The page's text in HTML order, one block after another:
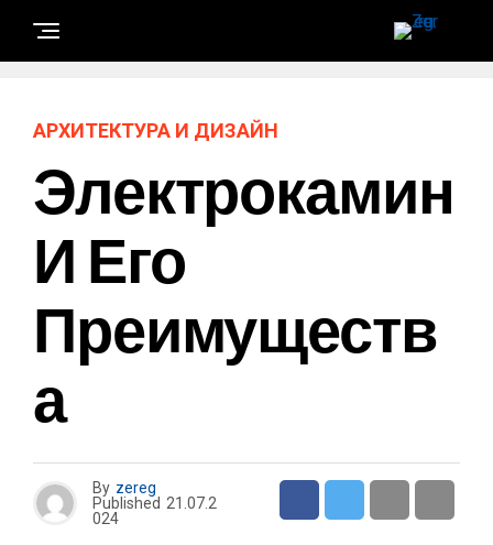
АРХИТЕКТУРА И ДИЗАЙН
Электрокамин
И Его
Преимуществ
А
By zereg
Published 21.07.2
024